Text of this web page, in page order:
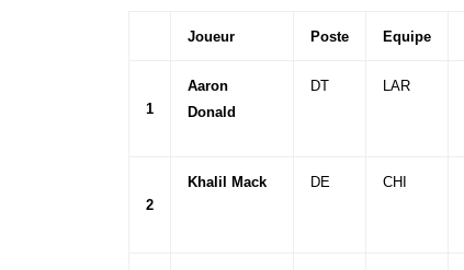
Joueur Poste Equipe
1
Aaron
Donald
DT LAR
2
Khalil Mack DE CHI